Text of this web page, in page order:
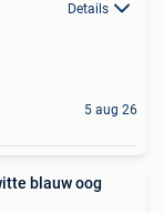
Details
5 aug 26
blauw oog